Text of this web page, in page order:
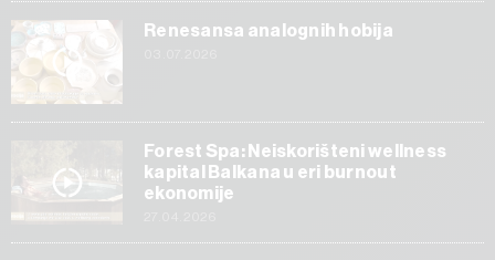
Renesansa analognih hobija
Forest Spa: Neiskorišteni wellness
kapital Balkana u eri burnout
ekonomije